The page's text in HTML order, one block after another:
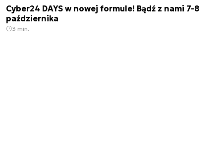
Cyber24 DAYS w nowej formule! Bądź z nami 7-8
października
3 min.